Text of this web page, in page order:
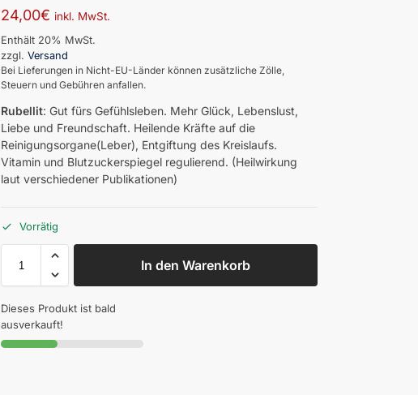
24,00€ inkl. MwSt.
Enthält 20% MwSt.
zzgl.Versand
Bei Lieferungen in Nicht-EU-Länder können zusätzliche Zölle,
Steuern und Gebühren anfallen.
Rubellit: Gut fürs Gefühlsleben. Mehr Glück, Lebenslust,
Liebe und Freundschaft. Heilende Kräfte auf die
Reinigungsorgane(Leber), Entgiftung des Kreislaufs.
Vitamin und Blutzuckerspiegel regulierend. (Heilwirkung
laut verschiedener Publikationen)
Vorrätig
In den Warenkorb
Dieses Produkt ist bald
ausverkauft!